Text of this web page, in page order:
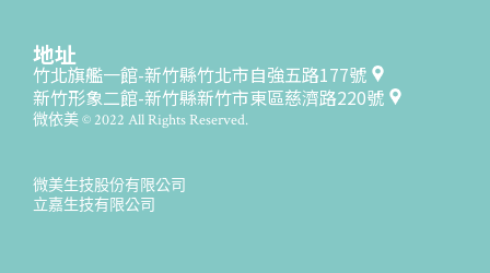
地址
竹北旗艦一館-新竹縣竹北市自強五路177號
新竹形象二館-新竹縣新竹市東區慈濟路220號
微依美 © 2022 All Rights Reserved.
微美生技股份有限公司
立嘉生技有限公司